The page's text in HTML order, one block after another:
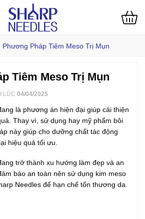
Phương Pháp Tiêm Meso Trị Mụn
Tiêm Meso Trị Mụn
LÚC 04/04/2025
là phương án hiện đại giúp cải thiện
Thay vì, sử dụng hay mỹ phẩm bôi
này giúp cho dưỡng chất tác động
hiệu quả tối ưu.
trở thành xu hướng làm đẹp và an
bảo an toàn nên sử dụng kim meso
Needles để hạn chế tổn thương da.